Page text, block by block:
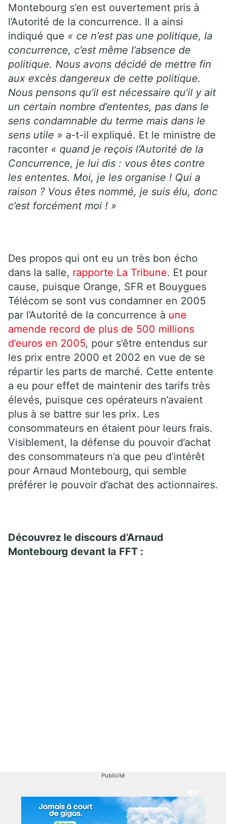
Montebourg s’en est ouvertement pris à
l’Autorité de la concurrence. Il a ainsi
indiqué que « ce n’est pas une politique, la
concurrence, c’est même l’absence de
politique. Nous avons décidé de mettre fin
aux excès dangereux de cette politique.
Nous pensons qu’il est nécessaire qu’il y ait
un certain nombre d’ententes, pas dans le
sens condamnable du terme mais dans le
sens utile » a-t-il expliqué. Et le ministre de
raconter « quand je reçois l’Autorité de la
Concurrence, je lui dis : vous êtes contre
les ententes. Moi, je les organise ! Qui a
raison ? Vous êtes nommé, je suis élu, donc
c’est forcément moi ! »
Des propos qui ont eu un très bon écho
dans la salle, rapporte La Tribune. Et pour
cause, puisque Orange, SFR et Bouygues
Télécom se sont vus condamner en 2005
par l’Autorité de la concurrence à une
amende record de plus de 500 millions
d’euros en 2005, pour s’être entendus sur
les prix entre 2000 et 2002 en vue de se
répartir les parts de marché. Cette entente
a eu pour effet de maintenir des tarifs très
élevés, puisque ces opérateurs n’avaient
plus à se battre sur les prix. Les
consommateurs en étaient pour leurs frais.
Visiblement, la défense du pouvoir d’achat
des consommateurs n’a que peu d’intérêt
pour Arnaud Montebourg, qui semble
préférer le pouvoir d’achat des actionnaires.
Découvrez le discours d’Arnaud
Montebourg devant la FFT :
Publicité